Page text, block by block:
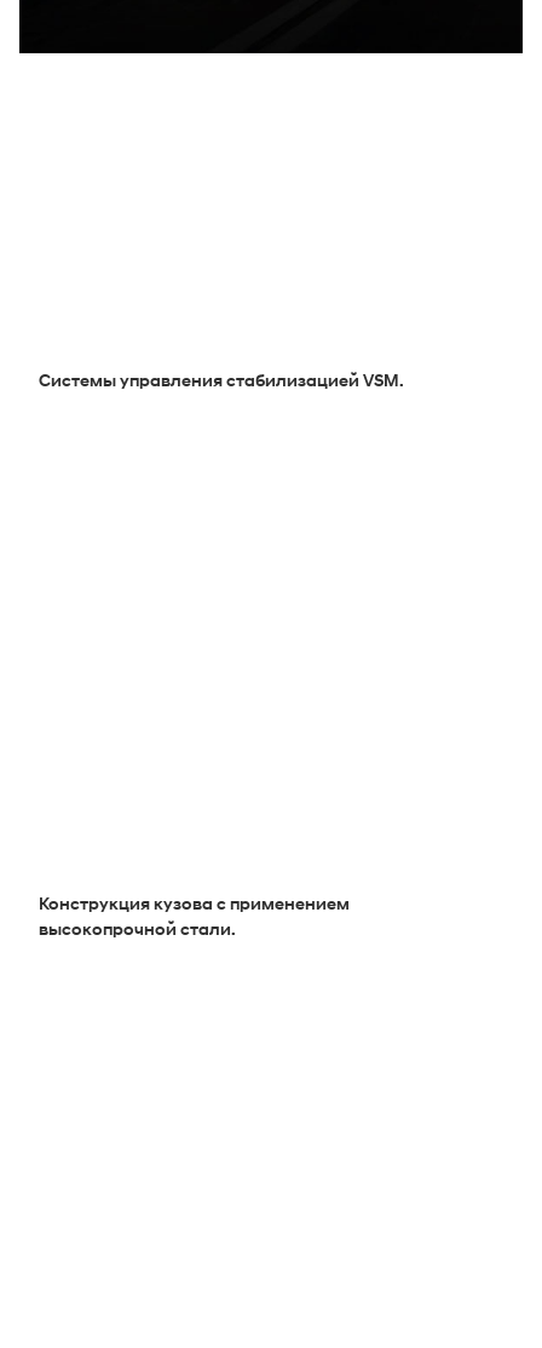
Системы управления стабилизацией VSM.
Конструкция кузова с применением
высокопрочной стали.